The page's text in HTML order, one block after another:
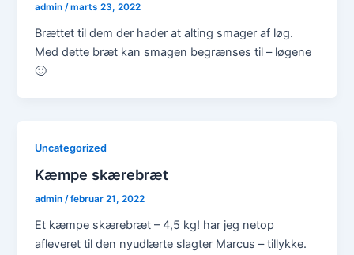
admin/marts 23, 2022
Brættet til dem der hader at alting smager af løg.
Med dette bræt kan smagen begrænses til – løgene
🙂
Uncategorized
Kæmpe skærebræt
admin/februar 21, 2022
Et kæmpe skærebræt – 4,5 kg! har jeg netop
afleveret til den nyudlærte slagter Marcus – tillykke.